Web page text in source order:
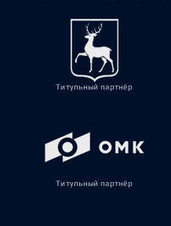
Титульный партнёр
Титульный партнёр